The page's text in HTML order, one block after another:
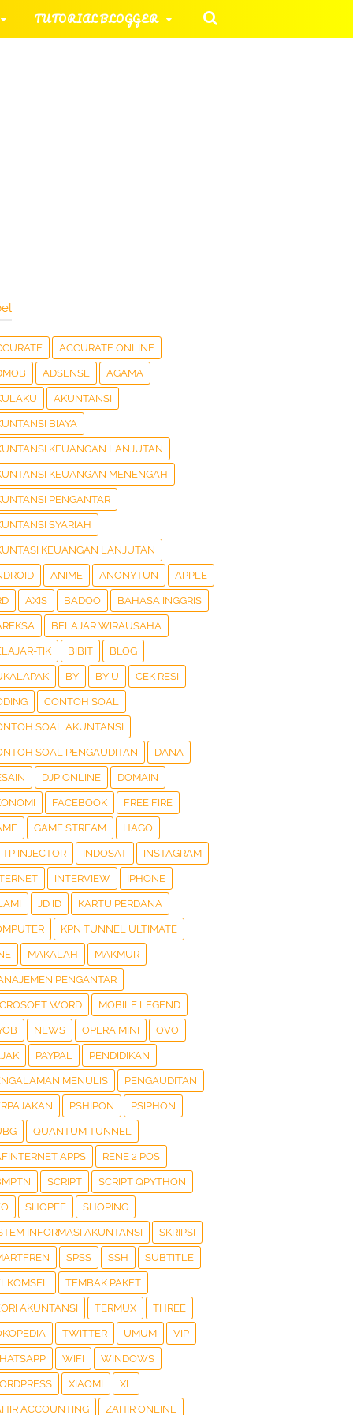
TUTORIAL BLOGGER
ACCURATE ONLINE
ADSENSE AGAMA
AKUNTANSI
BIAYA
KEUANGAN LANJUTAN
KEUANGAN MENENGAH
PENGANTAR
SYARIAH
KEUANGAN LANJUTAN
ANIME ANONYTUN APPLE
AXIS BADOO BAHASA INGGRIS
BELAJAR WIRAUSAHA
TIK BIBIT BLOG
BY BY U CEK RESI
CONTOH SOAL
SOAL AKUNTANSI
SOAL PENGAUDITAN DANA
DJP ONLINE DOMAIN
FACEBOOK FREE FIRE
GAME STREAM HAGO
INJECTOR INDOSAT INSTAGRAM
INTERVIEW IPHONE
JD ID KARTU PERDANA
KPN TUNNEL ULTIMATE
MAKALAH MAKMUR
PENGANTAR
WORD MOBILE LEGEND
NEWS OPERA MINI OVO
PAYPAL PENDIDIKAN
MENULIS PENGAUDITAN
PSHIPON PSIPHON
QUANTUM TUNNEL
APPS RENE 2 POS
SCRIPT SCRIPT QPYTHON
SHOPEE SHOPING
INFORMASI AKUNTANSI SKRIPSI
SPSS SSH SUBTITLE
TEMBAK PAKET
AKUNTANSI TERMUX THREE
TWITTER UMUM VIP
WIFI WINDOWS
XIAOMI XL
ACCOUNTING ZAHIR ONLINE